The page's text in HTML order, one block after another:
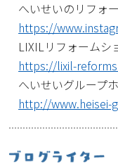
へいせいのリフォ
https://
LIXILリフォームシ
https://lixil-
へいせいグループ
http://www.heisei-